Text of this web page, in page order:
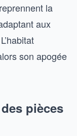
la
aux
son apogée
pièces